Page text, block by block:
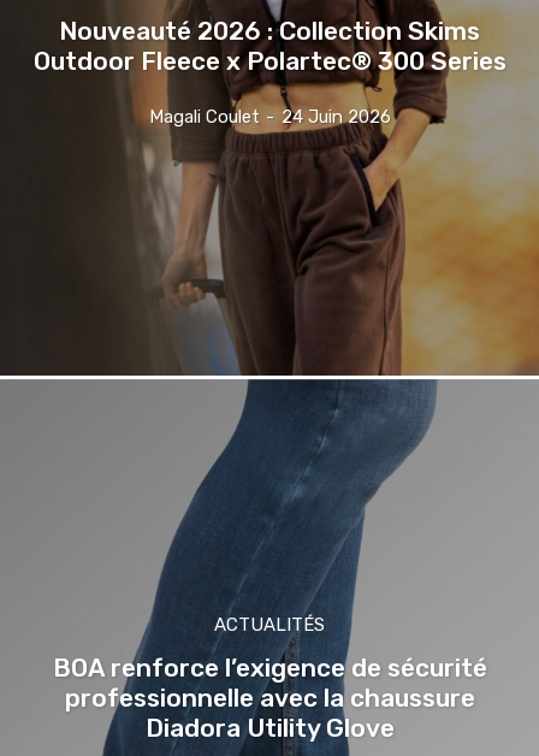
Nouveauté 2026 : Collection Skims
Outdoor Fleece x Polartec® 300 Series
Magali Coulet - 24 Juin 2026
ACTUALITÉS
BOA renforce l’exigence de sécurité
professionnelle avec la chaussure
Diadora Utility Glove